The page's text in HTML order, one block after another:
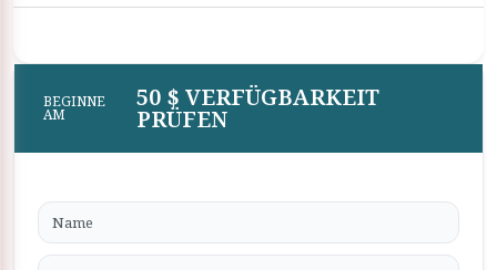
BEGINNE
AM
50 $ VERFÜGBARKEIT
PRÜFEN